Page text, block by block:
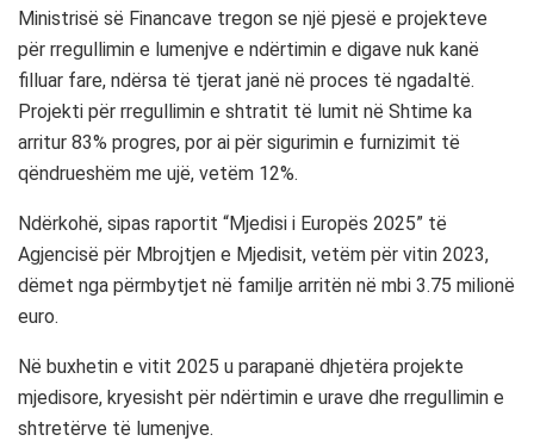
Ministrisë së Financave tregon se një pjesë e projekteve
për rregullimin e lumenjve e ndërtimin e digave nuk kanë
filluar fare, ndërsa të tjerat janë në proces të ngadaltë.
Projekti për rregullimin e shtratit të lumit në Shtime ka
arritur 83% progres, por ai për sigurimin e furnizimit të
qëndrueshëm me ujë, vetëm 12%.
Ndërkohë, sipas raportit “Mjedisi i Europës 2025” të
Agjencisë për Mbrojtjen e Mjedisit, vetëm për vitin 2023,
dëmet nga përmbytjet në familje arritën në mbi 3.75 milionë
euro.
Në buxhetin e vitit 2025 u parapanë dhjetëra projekte
mjedisore, kryesisht për ndërtimin e urave dhe rregullimin e
shtretërve të lumenjve.